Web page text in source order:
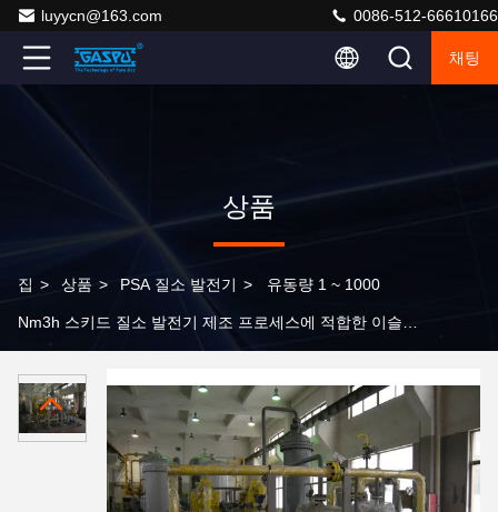
luyycn@163.com 0086-512-66610166
채팅
상품
집 > 상품 > PSA 질소 발전기 > 유동량 1 ~ 1000
Nm3h 스키드 질소 발전기 제조 프로세스에 적합한 이슬도